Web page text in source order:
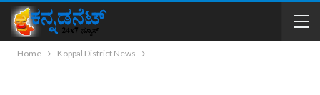
Home Koppal District News